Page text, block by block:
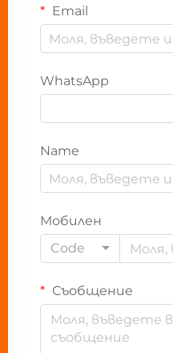
Email
WhatsApp
Name
Мобилен
Code
Съобщение